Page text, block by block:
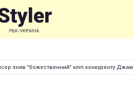
зняв "божественний" кліп конкуренту